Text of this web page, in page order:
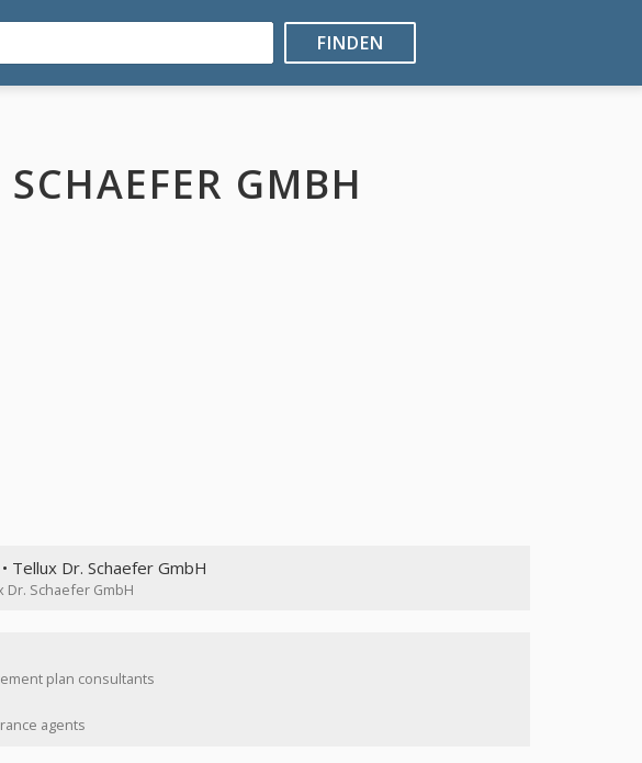
FINDEN
GMBH
• Tellux Dr. Schaefer GmbH
Dr. Schaefer GmbH
plan consultants
agents